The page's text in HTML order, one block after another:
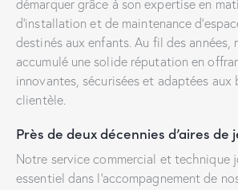
démarquer grâce à son expertise en
d’installation et de maintenance
destinés aux enfants. Au fil des années,
accumulé une solide réputation en
innovantes, sécurisées et adaptées aux
clientèle.
Près de deux décennies d’aires de
Notre service commercial et technique
essentiel dans l’accompagnement de